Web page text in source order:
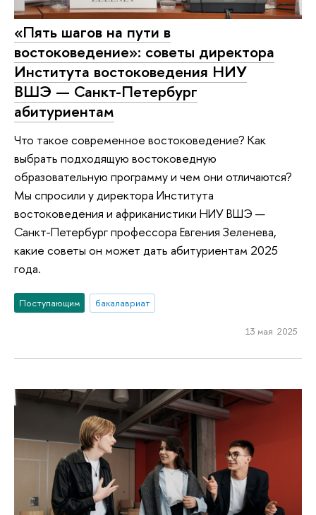
«Пять шагов на пути в
востоковедение»: советы директора
Института востоковедения НИУ
ВШЭ — Санкт-Петербург
абитуриентам
Что такое современное востоковедение? Как
выбрать подходящую востоковедную
образовательную программу и чем они отличаются?
Мы спросили у директора Института
востоковедения и африканистики НИУ ВШЭ —
Санкт-Петербург профессора Евгения Зеленева,
какие советы он может дать абитуриентам 2025
года.
Поступающим бакалавриат
13 мая 2025